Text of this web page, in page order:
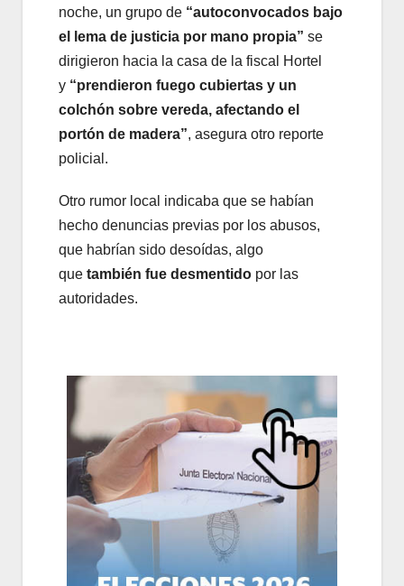
noche, un grupo de “autoconvocados bajo
el lema de justicia por mano propia” se
dirigieron hacia la casa de la fiscal Hortel
y “prendieron fuego cubiertas y un
colchón sobre vereda, afectando el
portón de madera”, asegura otro reporte
policial.
Otro rumor local indicaba que se habían
hecho denuncias previas por los abusos,
que habrían sido desoídas, algo
que también fue desmentido por las
autoridades.